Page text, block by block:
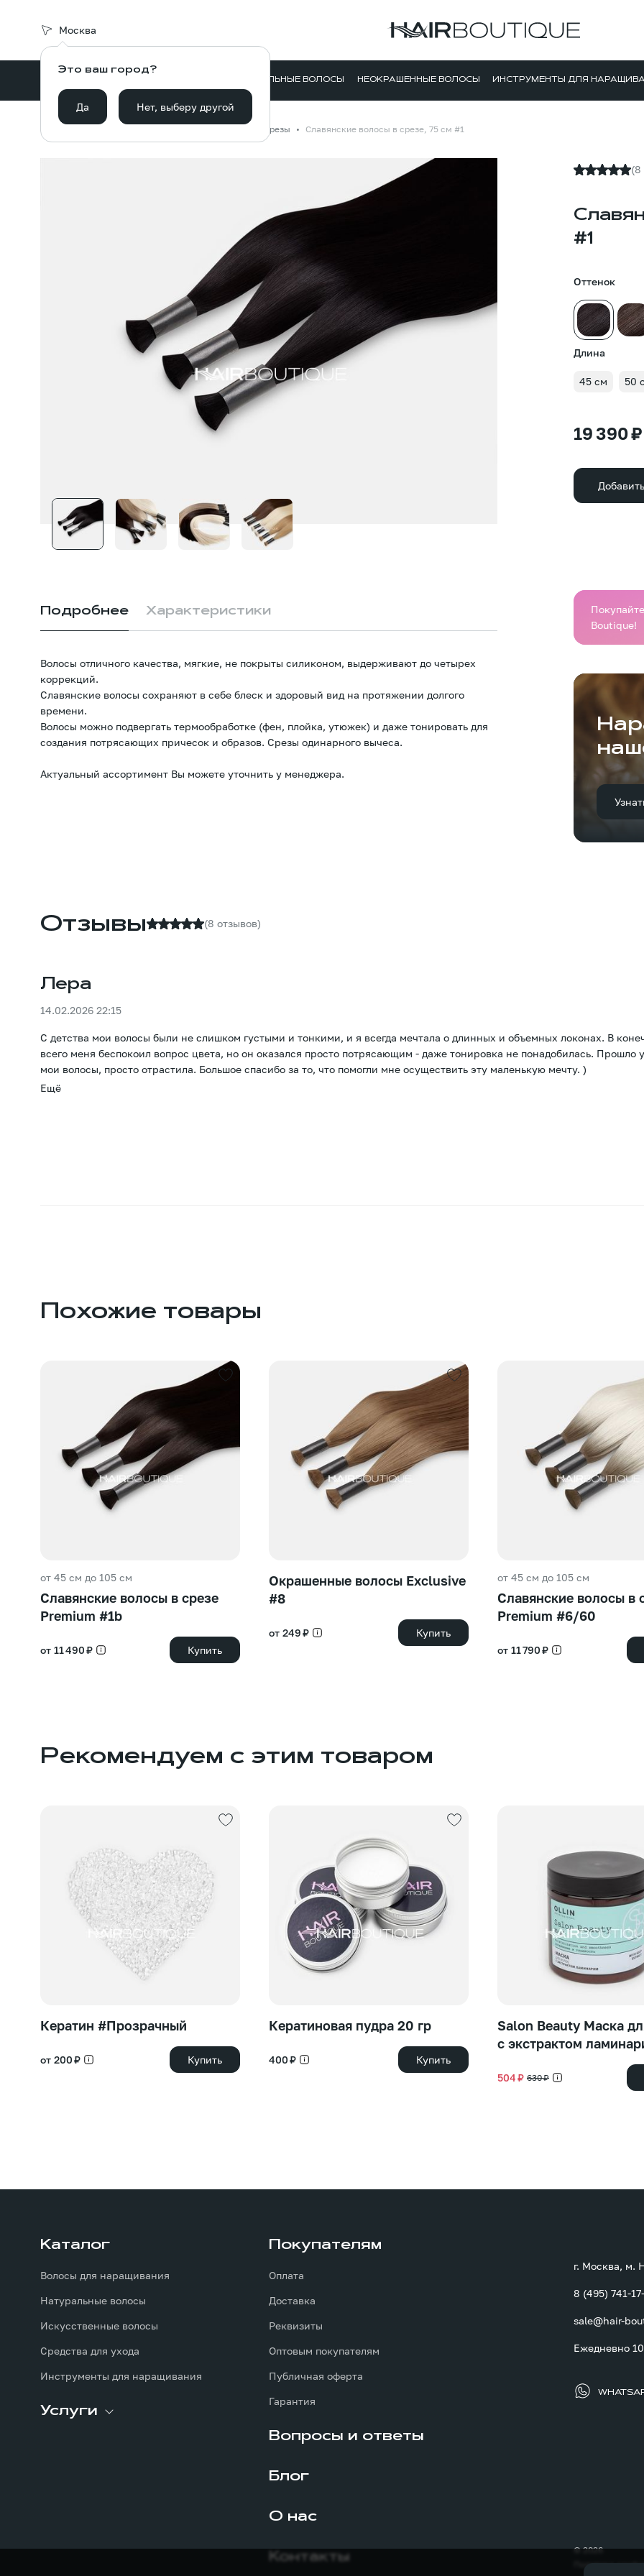
Москва
Это ваш город?
Да Нет, выберу другой
НАТУРАЛЬНЫЕ ВОЛОСЫ НЕОКРАШЕННЫЕ ВОЛОСЫ ИНСТРУМЕНТЫ ДЛЯ
Срезы Славянские волосы в срезе, 75 см #1
(8
#1
Оттенок
Длина
45 см 50
19 390 ₽
Подробнее Характеристики
Волосы отличного качества, мягкие, не покрыты силиконом, выдерживают до четырех
коррекций.
Славянские волосы сохраняют в себе блеск и здоровый вид на протяжении долгого
времени.
Волосы можно подвергать термообработке (фен, плойка, утюжек) и даже тонировать для
создания потрясающих причесок и образов. Срезы одинарного вычеса.
Актуальный ассортимент Вы можете уточнить у менеджера.
Boutique!
Отзывы (8 отзывов)
Лера
14.02.2026 22:15
С детства мои волосы были не слишком густыми и тонкими, и я всегда мечтала о длинных и объемных локонах. В
всего меня беспокоил вопрос цвета, но он оказался просто потрясающим - даже тонировка не понадобилась.
мои волосы, просто отрастила. Большое спасибо за то, что помогли мне осуществить эту маленькую мечту. )
Ещё
Похожие товары
от 45 см до 105 см
Славянские волосы в срезе
Premium #1b
от 11 490 ₽ Купить
Окрашенные волосы Exclusive
#8
от 249 ₽ Купить
от 45 см до 105 см
Славянские волосы в
Premium #6/60
от 11 790 ₽
Рекомендуем с этим товаром
Кератин #Прозрачный
от 200 ₽ Купить
Кератиновая пудра 20 гр
400 ₽ Купить
Salon Beauty Маска
с экстрактом
504 ₽ 630 ₽
Каталог
Волосы для наращивания
Натуральные волосы
Искусственные волосы
Средства для ухода
Инструменты для наращивания
Услуги
Покупателям
Оплата
Доставка
Реквизиты
Оптовым покупателям
Публичная оферта
Гарантия
Вопросы и ответы
Блог
О нас
Контакты
г. Москва, м.
8 (495) 741-
sale@hair-
Ежедневно
© 2026
Политика